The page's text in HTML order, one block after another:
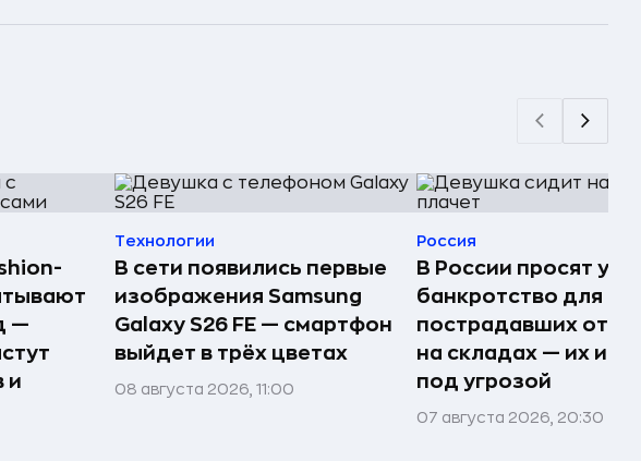
—
и
Технологии
В сети появились первые
изображения Samsung
Galaxy S26 FE — смартфон
выйдет в трёх цветах
08 августа 2026, 11:00
Россия
В России просят
банкротство для
пострадавших от
на складах — их
под угрозой
07 августа 2026, 20:30